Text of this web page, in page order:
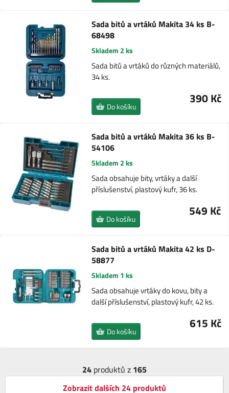
Sada bitů a vrtáků Makita 34 ks B-
68498
Skladem 2 ks
Sada bitů a vrtáků do různých materiálů,
34 ks.
390 Kč
Do košíku
Sada bitů a vrtáků Makita 36 ks B-
54106
Skladem 2 ks
Sada obsahuje bity, vrtáky a další
příslušenství, plastový kufr, 36 ks.
549 Kč
Do košíku
Sada bitů a vrtáků Makita 42 ks D-
58877
Skladem 1 ks
Sada obsahuje vrtáky do kovu, bity a
další příslušenství, plastový kufr, 42 ks.
615 Kč
Do košíku
24 produktů z 165
Zobrazit dalších 24 produktů